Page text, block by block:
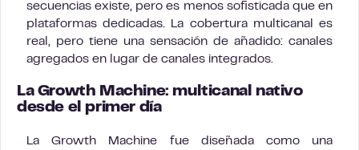
secuencias existe, pero es menos sofisticada que en
plataformas dedicadas. La cobertura multicanal es
real, pero tiene una sensación de añadido: canales
agregados en lugar de canales integrados.
La Growth Machine: multicanal nativo
desde el primer día
La Growth Machine fue diseñada como una